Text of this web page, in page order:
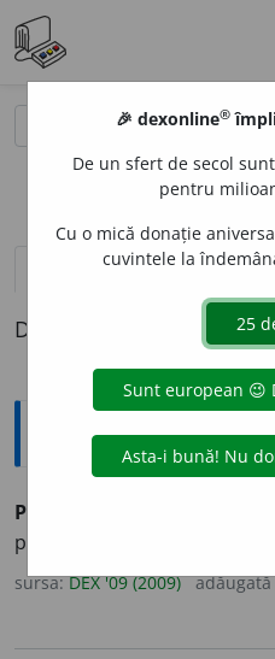
definiții (1)
Definiția cu ID-ul 876130:
Explicative DEX
POTOP
prăpăd, urgie. – Din
sursa:DEX '09 (2009)
🎉 dexonline®
De un sfert de secol
pentru
Cu o mică donație
cuvintele la